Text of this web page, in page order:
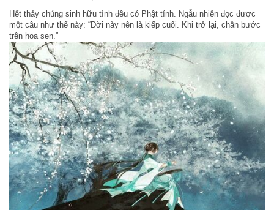
Hết thảy chúng sinh hữu tình đều có Phật tính. Ngẫu nhiên đọc được
một câu như thế này: “Đời này nên là kiếp cuối. Khi trở lại, chân bước
trên hoa sen.”